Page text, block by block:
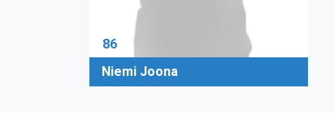
86
Niemi Joona